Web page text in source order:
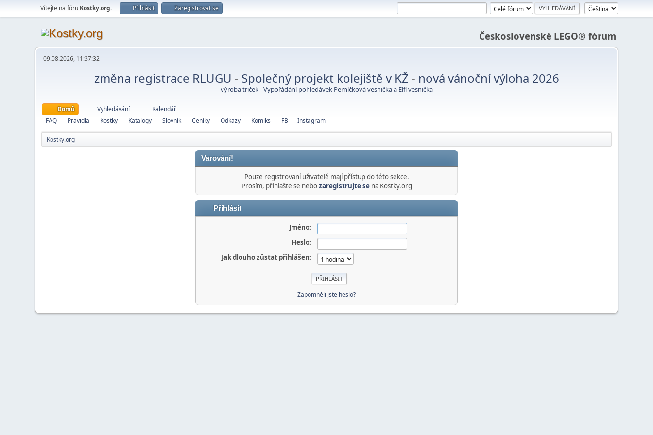
Vítejte na fóru Kostky.org. Přihlásit Zaregistrovat se
Československé LEGO® fórum
09.08.2026, 11:37:32
změna registrace RLUGU - Společný projekt kolejiště v KŽ - nová vánoční výloha 2026
výroba triček-Vypořádání pohledávek Perníčková vesnička a Elfí vesnička
Domů Vyhledávání
Kalendář
FAQ
Pravidla Kostky Katalogy Slovník Ceníky Odkazy Komiks FB Instagram
Kostky.org
Varování!
Pouze registrovaní uživatelé mají přístup do této sekce.
Prosím, přihlašte se nebozaregistrujte sena Kostky.org
Přihlásit
Jméno:
Heslo:
Jak dlouho zůstat přihlášen:
Zapomněli jste heslo?